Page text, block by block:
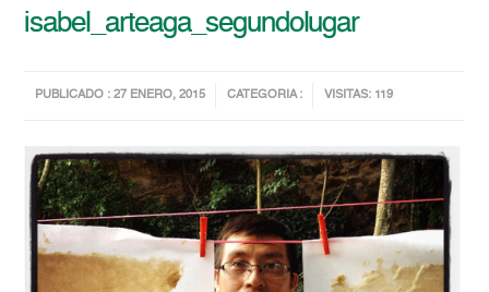
isabel_arteaga_segundolugar
PUBLICADO : 27 ENERO, 2015 CATEGORIA : VISITAS: 119